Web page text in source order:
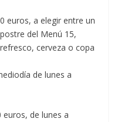
euros, a elegir entre un
del Menú 15,
cerveza o copa
de lunes a
euros, de lunes a